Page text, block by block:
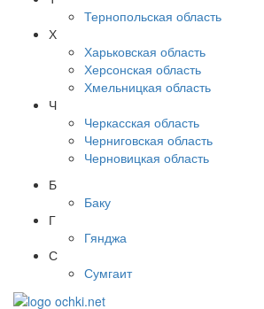
Тернопольская область
Х
Харьковская область
Херсонская область
Хмельницкая область
Ч
Черкасская область
Черниговская область
Черновицкая область
Б
Баку
Г
Гянджа
С
Сумгаит